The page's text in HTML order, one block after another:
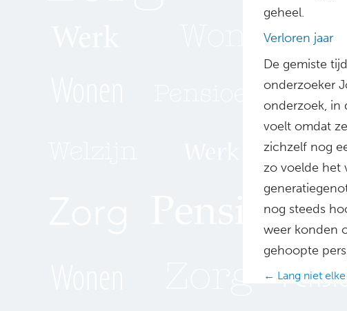
geheel.
Verloren jaar
De gemiste
onderzoeker
onderzoek, in
voelt omdat
zichzelf nog
zo voelde het
nog steeds
weer konden
gehoopte
Posts
← Lang niet